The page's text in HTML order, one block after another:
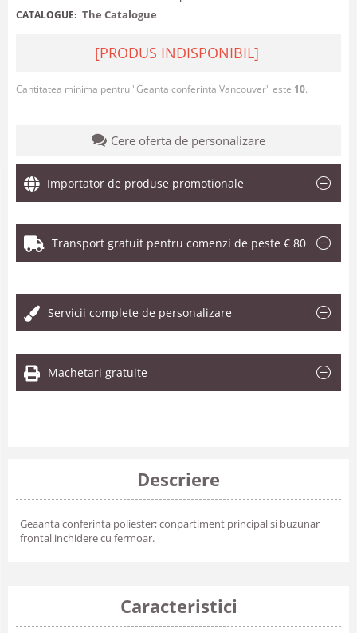
CATALOGUE: The Catalogue
[PRODUS INDISPONIBIL]
Cantitatea minima pentru "Geanta conferinta Vancouver" este 10.
Cere oferta de personalizare
Importator de produse promotionale
Transport gratuit pentru comenzi de peste € 80
Servicii complete de personalizare
Machetari gratuite
Descriere
Geaanta conferinta poliester; conpartiment principal si buzunar
frontal inchidere cu fermoar.
Caracteristici